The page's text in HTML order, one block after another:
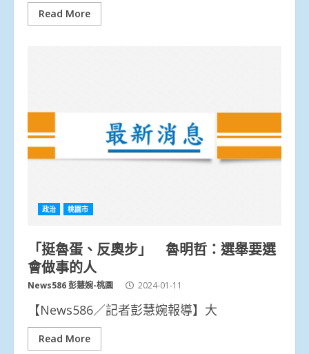
Read More
政治 桃園市
「挺魯蛋、反奧步」 魯明哲：選舉要選
會做事的人
News586 彭慧婉-桃園 2024-01-11
【News586／記者彭慧婉報導】大
Read More